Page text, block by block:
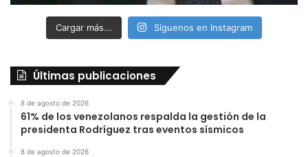
Cargar más... Síguenos en Instagram
Últimas publicaciones
8 de agosto de 2026
61% de los venezolanos respalda la gestión de la
presidenta Rodríguez tras eventos sísmicos
8 de agosto de 2026